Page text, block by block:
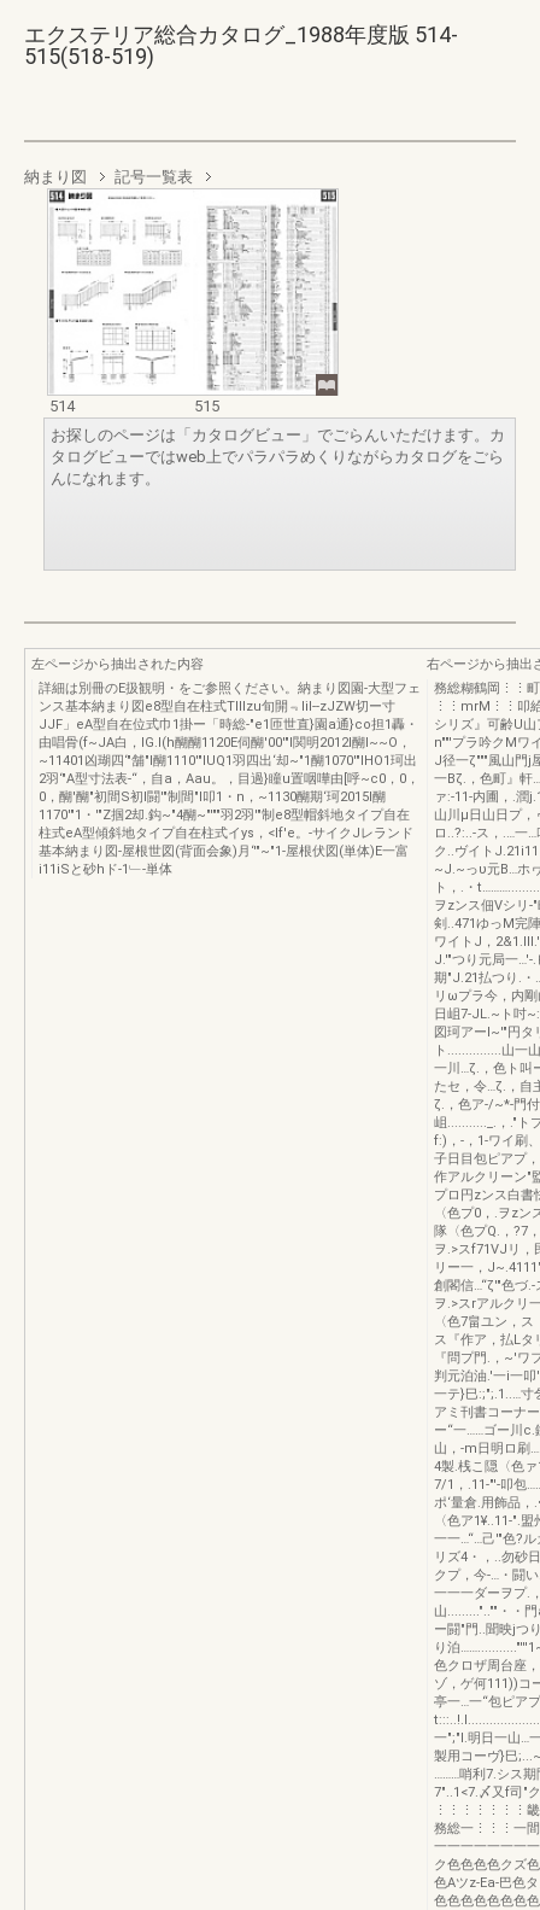
エクステリア総合カタログ_1988年度版 514-
515(518-519)
納まり図 記号一覧表
514
515
お探しのページは「カタログビュー」でごらんいただけます。カ
タログビューではweb上でパラパラめくりながらカタログをごら
んになれます。
左ページから抽出された内容
詳細は別冊のE扱観明・をご参照ください。納まり図園-大型フェ
ンス基本納まり図e8型自在柱式TIllzu旬開﹃lil--zJZW切ー寸
JJF」eA型自在位式巾1掛ー「時総-"e1匝世直}園a通}co担1轟・
由唱骨(f~JA白，IG.I(h醐醐1120E伺醐'00'"l関明2012l醐I~~O，
~11401凶瑚四‘"舗"l醐1110'"IUQ1羽四出‘却~"1醐1070'"IHO1珂出
2羽‘"A型寸法表-“，自a，Aau。，目過}瞳u置咽嘩由[呼~c0，0，
0，醐'醐"初間S初l闘'"制間"l叩1・n，~1130醐期‘珂2015l醐
1170'"1・'"Z掴2却.鈎~"4醐~"'""羽2羽'"制e8型帽斜地タイプ自在
柱式eA型傾斜地タイプ自在柱式イys，<lf'e。-サイクJレランド
基本納まり図-屋根世図(背面会象)月‘'"~"1-屋根伏図(単体)E一富
i11iSと砂hド-1﹂-単体
右ページから抽出
務総糊鶴岡⋮⋮
⋮⋮mrM⋮⋮叩給
シリズ』可齢U
n""'プラ吟クMワ
J径一ζ"""風山門j
一Bζ.，色町』軒
ァ:-11-内圃，.潤
山川μ日山日プ，
ロ..?:..-ス，.…一
ク..ヴイト
~J.~っυ元B…ホ
ト，.・
ヲzンス佃Vシリ-
剣..471ゆっM完
ワイトJ，
J.'"つり元局一…'-
期"J.21払つり.
リωプラ今，内
日岨7-JL.~ト吋
図珂アーI~'"円タ
ト...............山一
一川…ζ.，色ト叫
たセ，令…ζ.，自
ζ.，色ア-/~*-門
岨..........._.，."ト
f:)，-，1-ワイ刷
子日目包ピアプ
作アルクリーン"
プロ円zンス白書
〈色プ0，.ヲz
隊〈色プQ.，?7
ヲ.>スf71VJリ，
リー一，
創閣信…“ζ'"色づ
ヲ.>スrアルクリ
〈色7畠ユン，
ス『作ア，払Lタ
『問プ門.，~'ワ
判元泊油.'一i一
一テ}巳:;";.1..…寸
アミ刊書コーナ
ー“一……ゴー川c.
山，-m日明ロ刷
4製.桟こ隠〈色
7/1，.11-"'-叩包
ポ‘量倉.用飾品，
〈色ア1¥..11-".
一一…“…己'"色?
リズ4・，..勿砂
クプ，今-…・闘
一一一ダーヲプ.
山........."..""・・
ー闘"門..聞映jつ
り泊
色クロザ周台座
ゾ，ゲ何111))コ
亭一…一“包ピア
一";"l.明日一山…
製用コーヴ}巳
………哨利7.シス
7"..1<7.〆又f司"
⋮⋮⋮⋮⋮⋮⋮畿
務総一⋮⋮⋮一間
一一一一一一一
ク色色色色クズ
色Aツz-Ea-巴色
色色色色色色色